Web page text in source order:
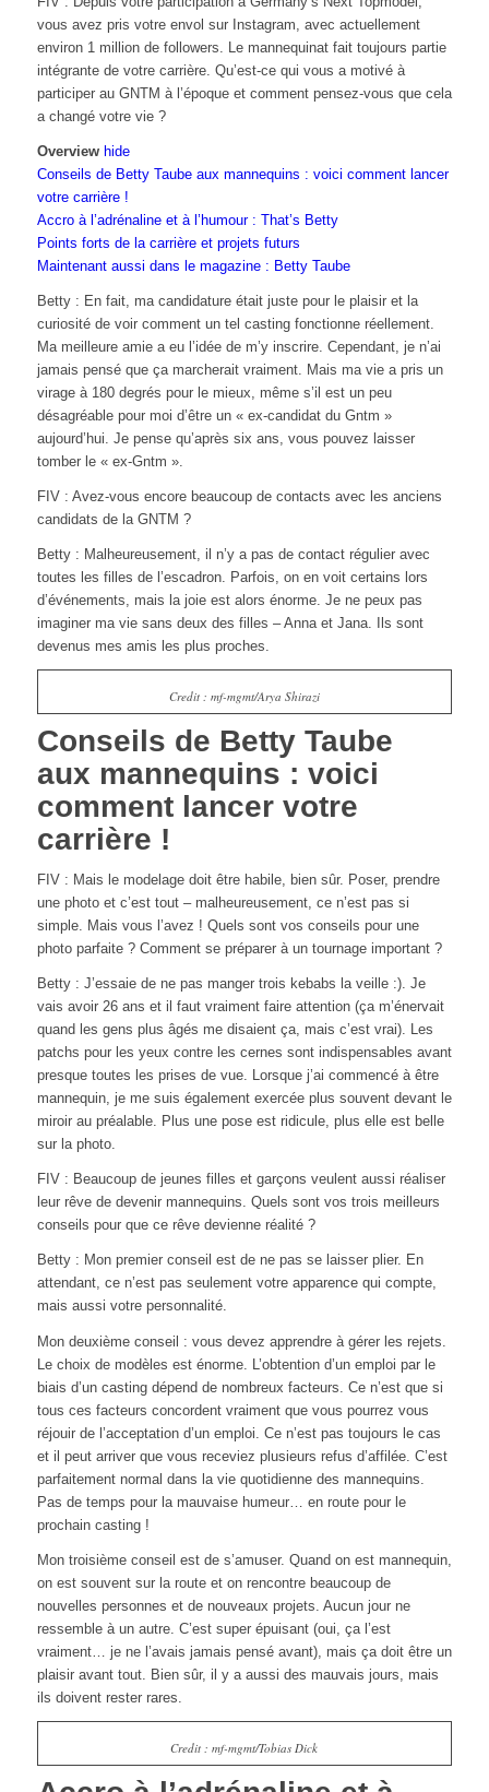
vous avez pris votre envol sur Instagram, avec actuellement
environ 1 million de followers. Le mannequinat fait toujours partie
intégrante de votre carrière. Qu’est-ce qui vous a motivé à
participer au GNTM à l’époque et comment pensez-vous que cela
a changé votre vie ?
Overview hide
Conseils de Betty Taube aux mannequins : voici comment lancer
votre carrière !
Accro à l’adrénaline et à l’humour : That’s Betty
Points forts de la carrière et projets futurs
Maintenant aussi dans le magazine : Betty Taube
Betty : En fait, ma candidature était juste pour le plaisir et la
curiosité de voir comment un tel casting fonctionne réellement.
Ma meilleure amie a eu l’idée de m’y inscrire. Cependant, je n’ai
jamais pensé que ça marcherait vraiment. Mais ma vie a pris un
virage à 180 degrés pour le mieux, même s’il est un peu
désagréable pour moi d’être un « ex-candidat du Gntm »
aujourd’hui. Je pense qu’après six ans, vous pouvez laisser
tomber le « ex-Gntm ».
FIV : Avez-vous encore beaucoup de contacts avec les anciens
candidats de la GNTM ?
Betty : Malheureusement, il n’y a pas de contact régulier avec
toutes les filles de l’escadron. Parfois, on en voit certains lors
d’événements, mais la joie est alors énorme. Je ne peux pas
imaginer ma vie sans deux des filles – Anna et Jana. Ils sont
devenus mes amis les plus proches.
Credit : mf-mgmt/Arya Shirazi
Conseils de Betty Taube
aux mannequins : voici
comment lancer votre
carrière !
FIV : Mais le modelage doit être habile, bien sûr. Poser, prendre
une photo et c’est tout – malheureusement, ce n’est pas si
simple. Mais vous l’avez ! Quels sont vos conseils pour une
photo parfaite ? Comment se préparer à un tournage important ?
Betty : J’essaie de ne pas manger trois kebabs la veille :). Je
vais avoir 26 ans et il faut vraiment faire attention (ça m’énervait
quand les gens plus âgés me disaient ça, mais c’est vrai). Les
patchs pour les yeux contre les cernes sont indispensables avant
presque toutes les prises de vue. Lorsque j’ai commencé à être
mannequin, je me suis également exercée plus souvent devant le
miroir au préalable. Plus une pose est ridicule, plus elle est belle
sur la photo.
FIV : Beaucoup de jeunes filles et garçons veulent aussi réaliser
leur rêve de devenir mannequins. Quels sont vos trois meilleurs
conseils pour que ce rêve devienne réalité ?
Betty : Mon premier conseil est de ne pas se laisser plier. En
attendant, ce n’est pas seulement votre apparence qui compte,
mais aussi votre personnalité.
Mon deuxième conseil : vous devez apprendre à gérer les rejets.
Le choix de modèles est énorme. L’obtention d’un emploi par le
biais d’un casting dépend de nombreux facteurs. Ce n’est que si
tous ces facteurs concordent vraiment que vous pourrez vous
réjouir de l’acceptation d’un emploi. Ce n’est pas toujours le cas
et il peut arriver que vous receviez plusieurs refus d’affilée. C’est
parfaitement normal dans la vie quotidienne des mannequins.
Pas de temps pour la mauvaise humeur… en route pour le
prochain casting !
Mon troisième conseil est de s’amuser. Quand on est mannequin,
on est souvent sur la route et on rencontre beaucoup de
nouvelles personnes et de nouveaux projets. Aucun jour ne
ressemble à un autre. C’est super épuisant (oui, ça l’est
vraiment… je ne l’avais jamais pensé avant), mais ça doit être un
plaisir avant tout. Bien sûr, il y a aussi des mauvais jours, mais
ils doivent rester rares.
Credit : mf-mgmt/Tobias Dick